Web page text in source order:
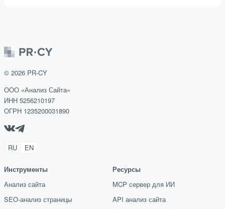
© 2026 PR-CY
ООО «Анализ Сайта»
ИНН 5256210197
ОГРН 1235200031890
RU EN
Инструменты
Анализ сайта
SEO-анализ страницы
Ресурсы
MCP сервер для ИИ
API анализ сайта